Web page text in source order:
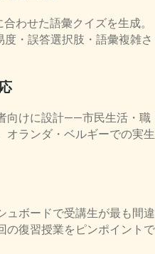
わせた語彙クイズを生成。
・誤答選択肢・語彙複雑さ
向けに設計——市民生活・職
オランダ・ベルギーでの実生
ュボードで受講生が最も間違
の復習授業をピンポイントで